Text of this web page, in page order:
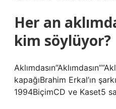
Her an
kim söylüyor?
kapağıBrahim Erkal’ın
1994BiçimCD ve Kaset5